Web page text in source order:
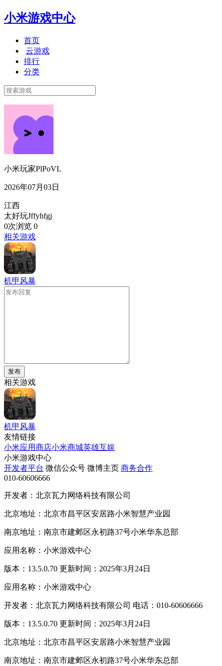
小米游戏中心
首页
云游戏
排行
分类
小米玩家PlPoVL
2026年07月03日
江西
太好玩Jffyhfgj
0次浏览 0
相关游戏
机甲风暴
发布
相关游戏
机甲风暴
友情链接
小米应用商店小米商城英雄互娱
小米游戏中心
开发者平台 微信公众号 微博主页 商务合作
010-60606666
开发者：北京瓦力网络科技有限公司
北京地址：北京市昌平区安居路小米智慧产业园
南京地址：南京市建邺区永初路37号小米华东总部
应用名称：小米游戏中心
版本：13.5.0.70 更新时间：2025年3月24日
应用名称：小米游戏中心
开发者：北京瓦力网络科技有限公司 电话：010-60606666
版本：13.5.0.70 更新时间：2025年3月24日
北京地址：北京市昌平区安居路小米智慧产业园
南京地址：南京市建邺区永初路37号小米华东总部